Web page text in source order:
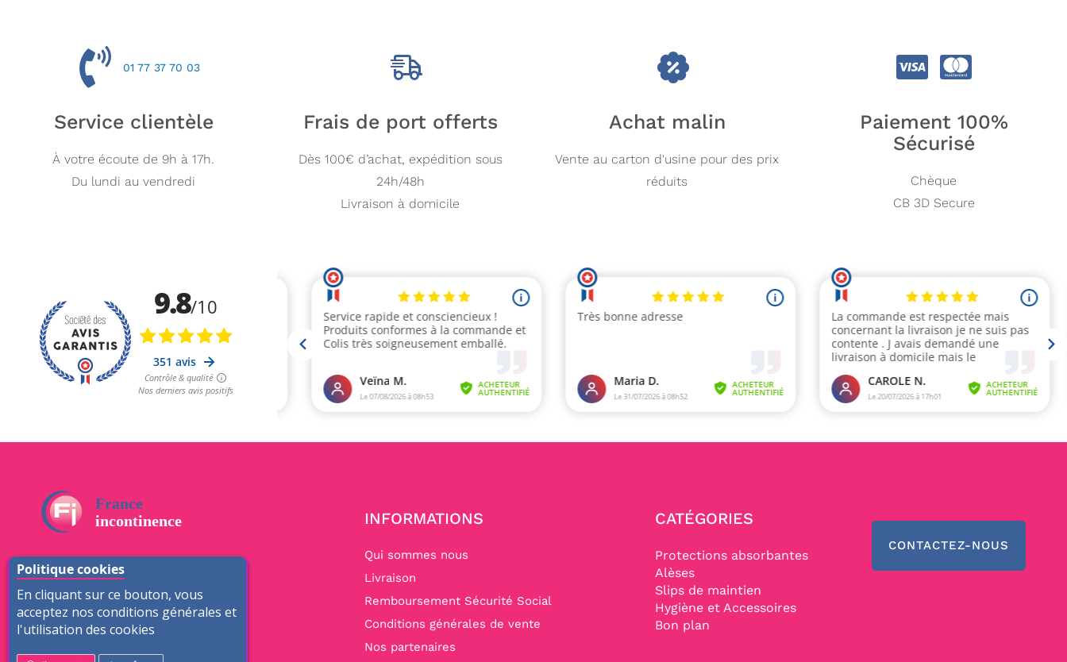
Politique cookies
En cliquant sur ce bouton, vous
acceptez nos conditions générales et
l'utilisation des cookies
01 77 37 70 03
Service clientèle
À votre écoute de 9h à 17h.
Du lundi au vendredi
Frais de port offerts
Dès 100€ d’achat, expédition sous
24h/48h
Livraison à domicile
Achat malin
Vente au carton d'usine pour des prix
réduits
Paiement 100%
Sécurisé
Chèque
CB 3D Secure
ZAC des Epineaux
95740 Frépillon
INFORMATIONS
Qui sommes nous
Livraison
Remboursement Sécurité Social
Conditions générales de vente
Nos partenaires
CATÉGORIES
Protections absorbantes
Alèses
Slips de maintien
Hygiène et Accessoires
Bon plan
CONTACTEZ-NOUS